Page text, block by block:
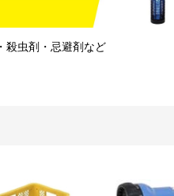
殺虫剤・忌避剤など